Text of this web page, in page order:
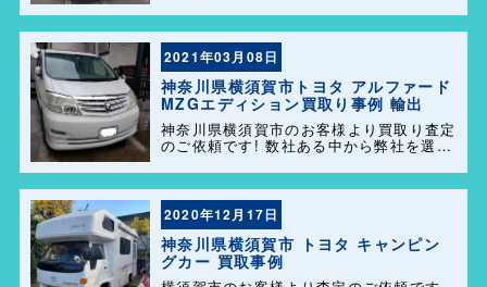
す！困った事があれば気軽にご相談して下
さい(^o^)／
2021年03月08日
神奈川県横須賀市トヨタ アルファード
MZGエディション買取り事例 輸出
神奈川県横須賀市のお客様より買取り査定
のご依頼です! 数社ある中から弊社を選ん
発で決めてくださりました。 ずっと大切
に乗られてきたアルファード。大切に輸出
販売させていただきました […]
2020年12月17日
神奈川県横須賀市 トヨタ キャンピン
グカー 買取事例